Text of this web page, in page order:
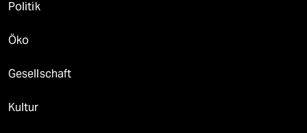
Politik
Öko
Gesellschaft
Kultur